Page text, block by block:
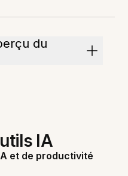
du
IA
et de productivité